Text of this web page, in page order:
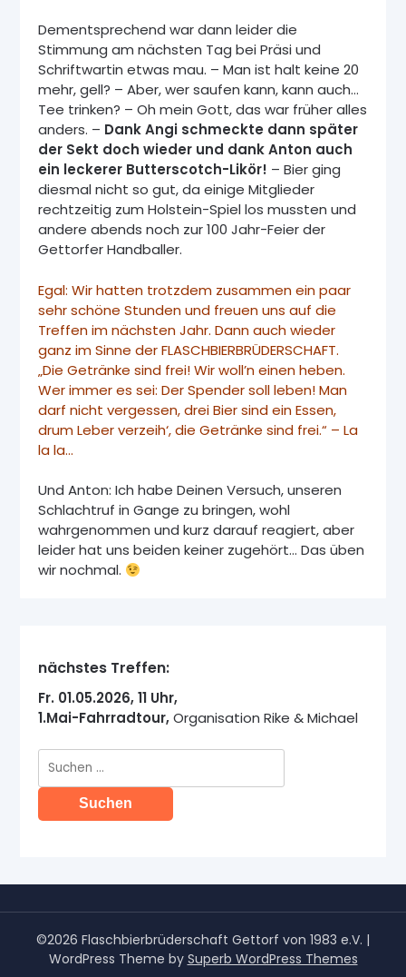
Dementsprechend war dann leider die
Stimmung am nächsten Tag bei Präsi und
Schriftwartin etwas mau. – Man ist halt keine 20
mehr, gell? – Aber, wer saufen kann, kann auch…
Tee trinken? – Oh mein Gott, das war früher alles
anders. – Dank Angi schmeckte dann später
der Sekt doch wieder und dank Anton auch
ein leckerer Butterscotch-Likör! – Bier ging
diesmal nicht so gut, da einige Mitglieder
rechtzeitig zum Holstein-Spiel los mussten und
andere abends noch zur 100 Jahr-Feier der
Gettorfer Handballer.
Egal: Wir hatten trotzdem zusammen ein paar
sehr schöne Stunden und freuen uns auf die
Treffen im nächsten Jahr. Dann auch wieder
ganz im Sinne der FLASCHBIERBRÜDERSCHAFT.
„Die Getränke sind frei! Wir woll’n einen heben.
Wer immer es sei: Der Spender soll leben! Man
darf nicht vergessen, drei Bier sind ein Essen,
drum Leber verzeih‘, die Getränke sind frei.“ – La
la la…
Und Anton: Ich habe Deinen Versuch, unseren
Schlachtruf in Gange zu bringen, wohl
wahrgenommen und kurz darauf reagiert, aber
leider hat uns beiden keiner zugehört… Das üben
wir nochmal.
nächstes Treffen:
Fr. 01.05.2026, 11 Uhr,
1.Mai-Fahrradtour,Organisation Rike & Michael
Suche
nach:
©2026 Flaschbierbrüderschaft Gettorf von 1983 e.V. |
WordPress Theme by Superb WordPress Themes